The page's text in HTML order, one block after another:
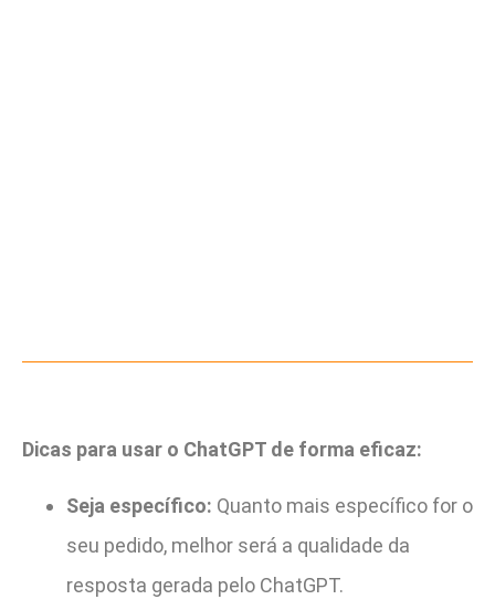
Dicas para usar o ChatGPT de forma eficaz:
Seja específico: Quanto mais específico for o
seu pedido, melhor será a qualidade da
resposta gerada pelo ChatGPT.